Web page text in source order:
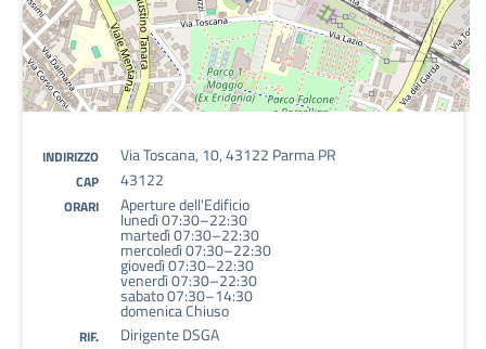
INDIRIZZO Via Toscana, 10, 43122 Parma PR
CAP 43122
ORARI Aperture dell'Edificio
lunedì 07:30–22:30
martedì 07:30–22:30
mercoledì 07:30–22:30
giovedì 07:30–22:30
venerdì 07:30–22:30
sabato 07:30–14:30
domenica Chiuso
RIF. Dirigente DSGA